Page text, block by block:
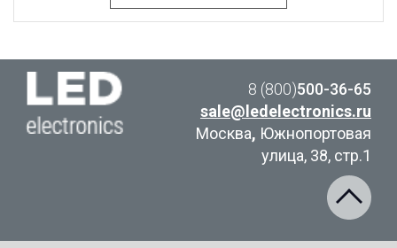
8 (800)500-36-65
sale@ledelectronics.ru
Москва, Южнопортовая
улица, 38, стр.1